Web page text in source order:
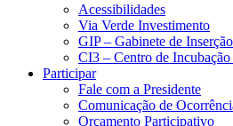
Acessibilidades
Via Verde Investimento
GIP – Gabinete de
CI3 – Centro de
Participar
Fale com a Presidente
Comunicação de
Orçamento Participativo